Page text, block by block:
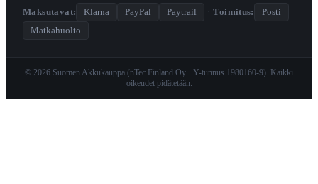
Maksutavat: Klarna PayPal Paytrail · Toimitus:
Posti
Matkahuolto
© 2026 Suomen Akkukauppa (nTec Finland Oy · Y-tunnus 1980160-9). Kaikki
oikeudet pidätetään.